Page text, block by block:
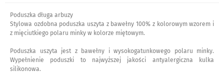
Poduszka długa arbuzy
Stylowa ozdobna poduszka uszyta z bawełny 100% z kolorowym wzorem i
z mięciutkiego polaru minky w kolorze miętowym.
Poduszka uszyta jest z bawełny i wysokogatunkowego polaru minky.
Wypełnienie poduszki to najwyższej jakości antyalergiczna kulka
silikonowa.